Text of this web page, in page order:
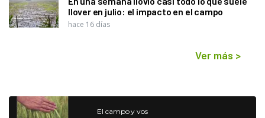
llover en julio: el impacto en el campo
hace 16 días
Ver más >
El campo y vos